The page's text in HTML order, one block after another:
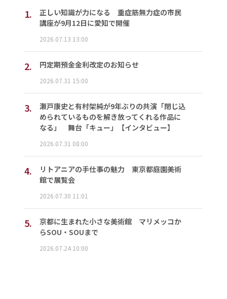
1.
正しい知識が力になる 重症筋無力症の市民
講座が9月12日に愛知で開催
2026.07.13 13:00
2. 円定期預金金利改定のお知らせ
2026.07.31 15:00
3.
瀬戸康史と有村架純が9年ぶりの共演「閉じ込
められているものを解き放ってくれる作品に
なる」 舞台「キュー」【インタビュー】
2026.07.31 08:00
4.
リトアニアの手仕事の魅力 東京都庭園美術
館で展覧会
2026.07.30 11:01
5.
京都に生まれた小さな美術館 マリメッコか
らSOU・SOUまで
2026.07.24 10:00